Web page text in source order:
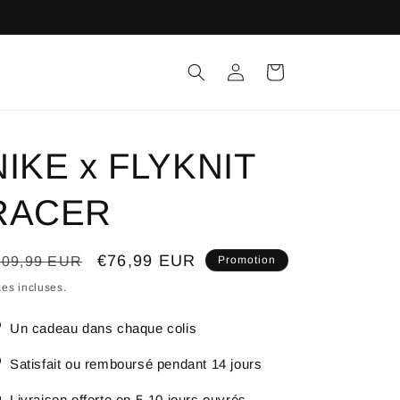
ConnexionPanier
x FLYKNIT
EUR
Prix
€76,99 EUR Promotion
incluses.
Un cadeau dans chaque colis
Satisfait ou remboursé pendant 14 jours